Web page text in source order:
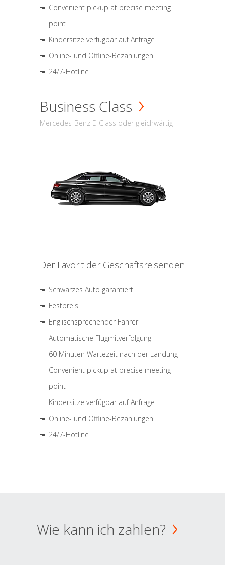
Convenient pickup at precise meeting
point
Kindersitze verfügbar auf Anfrage
Online- und Offline-Bezahlungen
24/7-Hotline
Business Class
Mercedes-Benz E-Class oder gleichwärtig
Der Favorit der Geschäftsreisenden
Schwarzes Auto garantiert
Festpreis
Englischsprechender Fahrer
Automatische Flugmitverfolgung
60 Minuten Wartezeit nach der Landung
Convenient pickup at precise meeting
point
Kindersitze verfügbar auf Anfrage
Online- und Offline-Bezahlungen
24/7-Hotline
Wie kann ich zahlen?